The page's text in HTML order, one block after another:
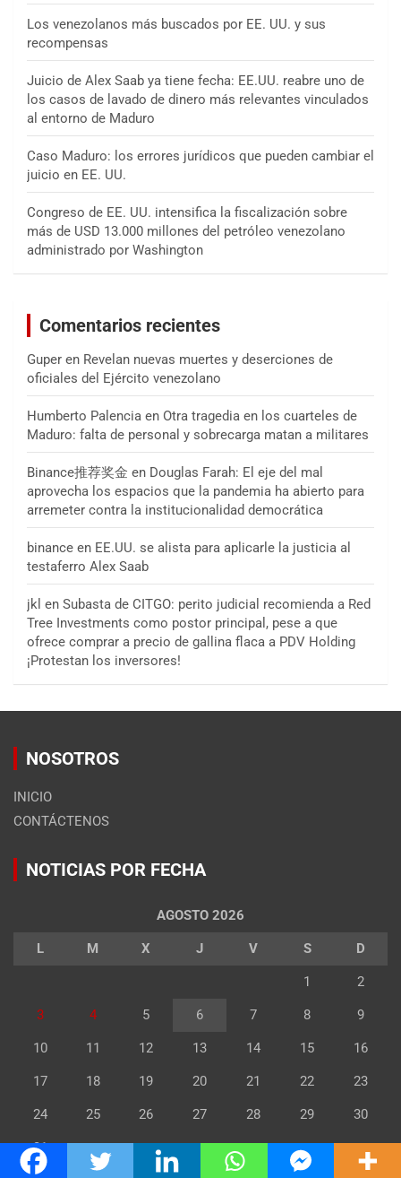
Los venezolanos más buscados por EE. UU. y sus
recompensas
Juicio de Alex Saab ya tiene fecha: EE.UU. reabre uno de
los casos de lavado de dinero más relevantes vinculados
al entorno de Maduro
Caso Maduro: los errores jurídicos que pueden cambiar el
juicio en EE. UU.
Congreso de EE. UU. intensifica la fiscalización sobre
más de USD 13.000 millones del petróleo venezolano
administrado por Washington
Comentarios recientes
Guper en Revelan nuevas muertes y deserciones de
oficiales del Ejército venezolano
Humberto Palencia en Otra tragedia en los cuarteles de
Maduro: falta de personal y sobrecarga matan a militares
Binance推荐奖金 en Douglas Farah: El eje del mal
aprovecha los espacios que la pandemia ha abierto para
arremeter contra la institucionalidad democrática
binance en EE.UU. se alista para aplicarle la justicia al
testaferro Alex Saab
jkl en Subasta de CITGO: perito judicial recomienda a Red
Tree Investments como postor principal, pese a que
ofrece comprar a precio de gallina flaca a PDV Holding
¡Protestan los inversores!
NOSOTROS
INICIO
CONTÁCTENOS
NOTICIAS POR FECHA
AGOSTO 2026
L M X J V S D
1 2
3 4 5 6 7 8 9
10 11 12 13 14 15 16
17 18 19 20 21 22 23
24 25 26 27 28 29 30
31